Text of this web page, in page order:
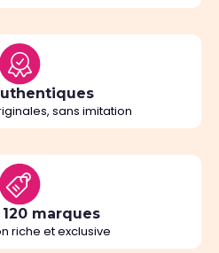
sans imitation
marques
riche et exclusive